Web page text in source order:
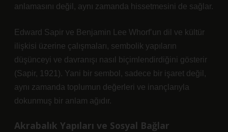
anlamasını değil, aynı zamanda hissetmesini de sağlar.
Edward Sapir ve Benjamin Lee Whorf’un dil ve kültür
ilişkisi üzerine çalışmaları, sembolik yapıların
düşünceyi ve davranışı nasıl biçimlendirdiğini gösterir
(Sapir, 1921). Yani bir sembol, sadece bir işaret değil,
aynı zamanda toplumun değerleri ve inançlarıyla
dokunmuş bir anlam ağıdır.
Akrabalık Yapıları ve Sosyal Bağlar